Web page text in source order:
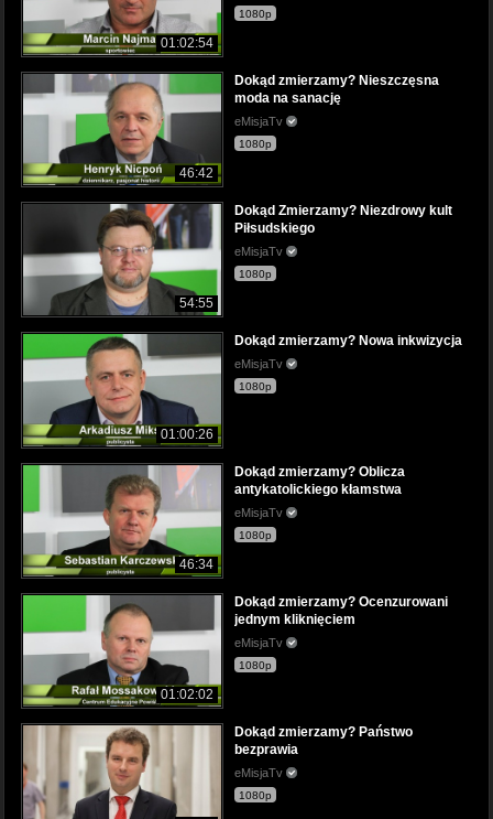
01:02:54
1080p
46:42
Dokąd zmierzamy? Nieszczęsna
moda na sanację
eMisjaTv
1080p
54:55
Dokąd Zmierzamy? Niezdrowy kult
Piłsudskiego
eMisjaTv
1080p
01:00:26
Dokąd zmierzamy? Nowa inkwizycja
eMisjaTv
1080p
46:34
Dokąd zmierzamy? Oblicza
antykatolickiego kłamstwa
eMisjaTv
1080p
01:02:02
Dokąd zmierzamy? Ocenzurowani
jednym kliknięciem
eMisjaTv
1080p
Dokąd zmierzamy? Państwo
bezprawia
eMisjaTv
1080p